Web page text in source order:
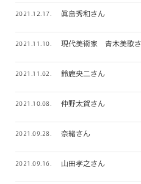
2021.12.17. 眞島秀和さん
2021.11.10. 現代美術家 青木美歌
2021.11.02. 鈴鹿央二さん
2021.10.08. 仲野太賀さん
2021.09.28. 奈緒さん
2021.09.16. 山田孝之さん